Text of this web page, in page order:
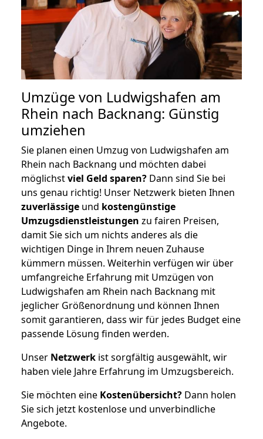
Umzüge von Ludwigshafen am
Rhein nach Backnang: Günstig
umziehen
Sie planen einen Umzug von Ludwigshafen am
Rhein nach Backnang und möchten dabei
möglichstviel Geld sparen? Dann sind Sie bei
uns genau richtig! Unser Netzwerk bieten Ihnen
zuverlässige und kostengünstige
Umzugsdienstleistungen zu fairen Preisen,
damit Sie sich um nichts anderes als die
wichtigen Dinge in Ihrem neuen Zuhause
kümmern müssen. Weiterhin verfügen wir über
umfangreiche Erfahrung mit Umzügen von
Ludwigshafen am Rhein nach Backnang mit
jeglicher Größenordnung und können Ihnen
somit garantieren, dass wir für jedes Budget eine
passende Lösung finden werden.
Unser Netzwerk ist sorgfältig ausgewählt, wir
haben viele Jahre Erfahrung im Umzugsbereich.
Sie möchten eine Kostenübersicht? Dann holen
Sie sich jetzt kostenlose und unverbindliche
Angebote.